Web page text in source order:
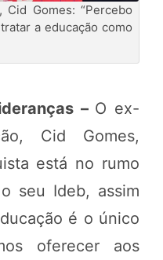
Gomes: “Percebo
a educação como
– O ex-
Cid Gomes,
está no rumo
seu Ideb, assim
é o único
oferecer aos